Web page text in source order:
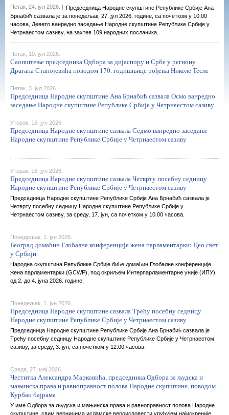
Петак, 24. јул 2026. | Председница Народне скупштине Републике Србије Ана
Брнабић сазвала је за понедељак, 27. јул 2026. године, са почетком у 10.00
часова, Девето ванредно заседање Народне скупштине Републике Србије у
Четрнаестом сазиву, на захтев 109 народних посланика.
Петак, 10. јул 2026.
Саопштење председника Одбора за дијаспору и Србе у региону
Драгана Станојевића поводом 170. годишњице рођења Николе Тесле
Петак, 3. јул 2026.
Председница Народне скупштине Ана Брнабић сазвала Осмо ванредно
заседање Народне скупштине Републике Србије у Четрнаестом сазиву
Уторак, 16. јун 2026.
Председница Народне скупштине сазвала Седмо ванредно заседање
Народне скупштине Републике Србије у Четрнаестом сазиву
Уторак, 16. јун 2026.
Председница Народне скупштине сазвала Четврту посебну седницу
Народне скупштине Републике Србије у Четрнаестом сазиву
Председница Народне скупштине Републике Србије Ана Брнабић сазвала је
Четврту посебну седницу Народне скупштине Републике Србије у
Четрнаестом сазиву, за среду, 17. јун, са почетком у 10.00 часова.
Понедељак, 1. јун 2026.
Београд домаћин Глобалне конференције жена парламентарки: Цео свет
у Србији
Народна скупштина Републике Србије биће домаћин Глобалне конференције
жена парламентарки (GCWP), под окриљем Интерпарламентарне уније (ИПУ),
од 2. до 4. јуна 2026. године.
Понедељак, 1. јун 2026.
Председница Народне скупштине сазвала Tрeћу посебну седницу
Народне скупштине Републике Србије у Четрнаестом сазиву
Председница Народне скупштине Републике Србије Ана Брнабић сазвала је
Tрeћу посебну седницу Народне скупштине Републике Србије у Четрнаестом
сазиву, за среду, 3. јун, са почетком у 12.00 часова.
Среда, 27. мај 2026.
Честитка Александра Марковића, председника Одбора за људска и
мањинска права и равноправност полова Народне скупштине, поводом
Курбан бајрама
У име Одбора за људска и мањинска права и равноправност полова Народне
скупштине, свим верницима исламске вероисповести упућујем најискреније